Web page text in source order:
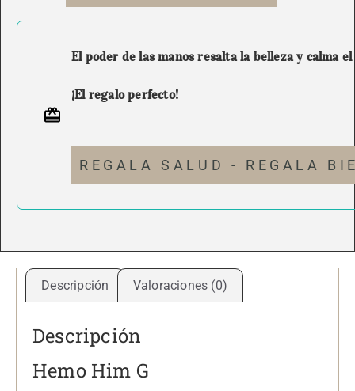
El poder de las manos resalta la belleza y calma el
¡El regalo perfecto!
REGALA SALUD - REGALA
Descripción Valoraciones (0)
Descripción
Hemo Him G